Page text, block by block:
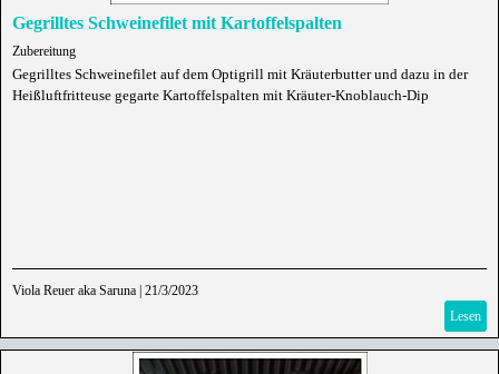
Gegrilltes Schweinefilet mit Kartoffelspalten
Zubereitung
Gegrilltes Schweinefilet auf dem Optigrill mit Kräuterbutter und dazu in der
Heißluftfritteuse gegarte Kartoffelspalten mit Kräuter-Knoblauch-Dip
Viola Reuer aka Saruna 21/3/2023
Lesen